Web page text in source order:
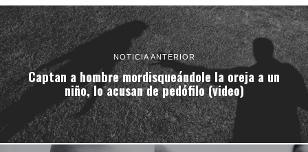
NOTICIA ANTERIOR
Captan a hombre mordisqueándole la oreja a un
niño, lo acusan de pedófilo (video)